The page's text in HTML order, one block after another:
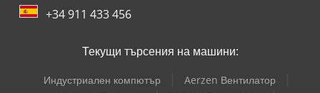
+34 911 433 456
Текущи търсения на машини:
Индустриален компютър
Aerzen Вентилатор